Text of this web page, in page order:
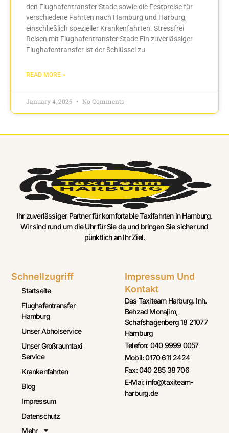
den Flughafentransfer Stade sowie die Festpreise für
verschiedene Fahrten nach Hamburg und Harburg,
einschließlich spezieller Krankenfahrten. Stressfrei
Reisen mit Flughafentransfer Stade Ein zuverlässiger
Flughafentransfer ist der Schlüssel zu
READ MORE »
January 4, 2025 No Comments
Ihr zuverlässiger Partner für komfortable Taxifahrten in Hamburg.
Wir sind rund um die Uhr für Sie da und bringen Sie sicher und
pünktlich an Ihr Ziel.
Schnellzugriff
Startseite
Flughafentransfer
Hamburg
Unser Abholservice
Unser Großraumtaxi
Service
Krankenfahrten
Blog
Impressum
Datenschutz
Mehr
Impressum Und
Kontakt
Das Taxiteam Harburg. Inh.
Behzad Monajim,
Schafshagenberg 18 21077
Hamburg
Telefon: 040 9999 0057
Mobil: 0170 611 2424
Fax: 040 285 38 706
E-Mai: info@taxiteam-
harburg.de